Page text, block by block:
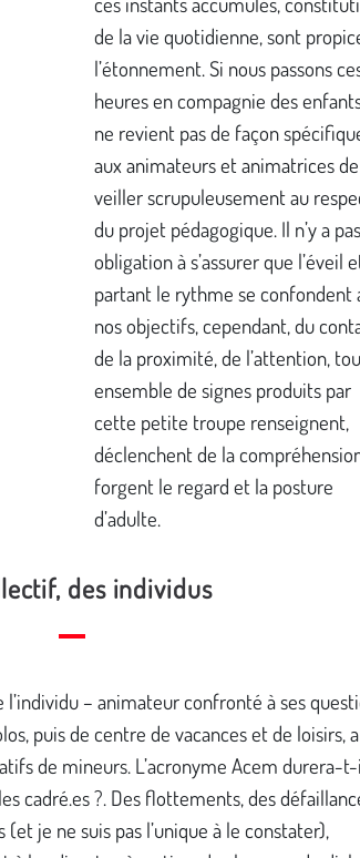
de la vie quotidienne, sont
l’étonnement. Si nous passons
heures en compagnie des
ne revient pas de façon
aux animateurs et animatrices de
veiller scrupuleusement au
du projet pédagogique. Il n’y a pas
obligation à s’assurer que l’éveil
partant le rythme se confondent
nos objectifs, cependant, du
de la proximité, de l’attention,
ensemble de signes produits par
cette petite troupe renseignent,
déclenchent de la
forgent le regard et la posture
d’adulte.
des individus
l’individu – animateur confronté à ses
puis de centre de vacances et de loisirs, a
de mineurs. L’acronyme Acem durera-
cadré.es ?. Des flottements, des
je ne suis pas l’unique à le constater),